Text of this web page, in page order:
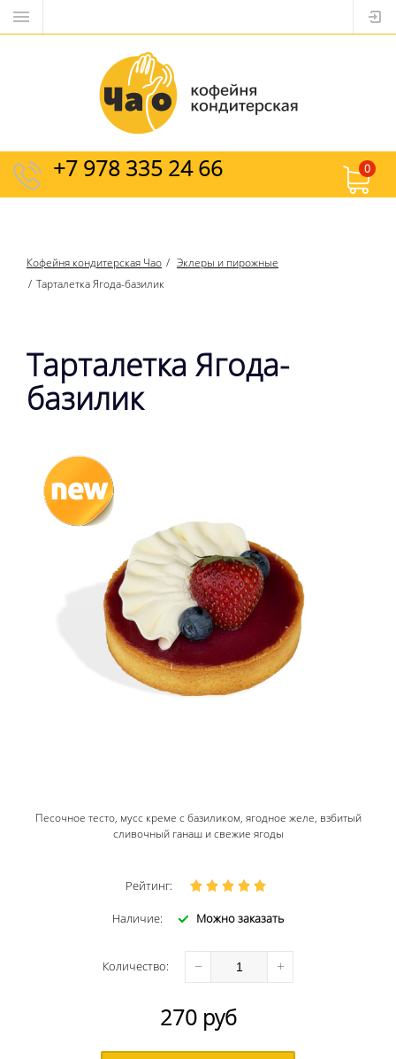
+7 978 335 24 66 0
Кофейня кондитерская Чао
Эклеры и пирожные
Тарталетка Ягода-базилик
Тарталетка Ягода-
базилик
Песочное тесто, мусс креме с базиликом, ягодное желе, взбитый
сливочный ганаш и свежие ягоды
Рейтинг:
Наличие: Можно заказать
Количество: − +
270 руб